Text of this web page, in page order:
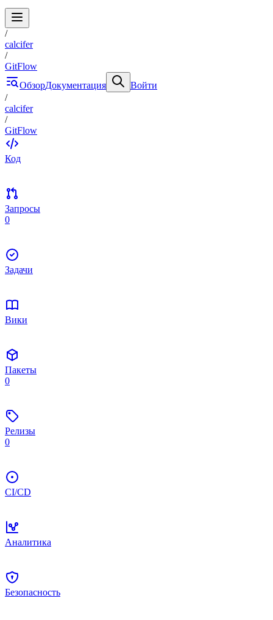
/
calcifer
/
GitFlow
ОбзорДокументация
Войти
/
calcifer
/
GitFlow
Код
Запросы
0
Задачи
Вики
Пакеты
0
Релизы
0
CI/CD
Аналитика
Безопасность